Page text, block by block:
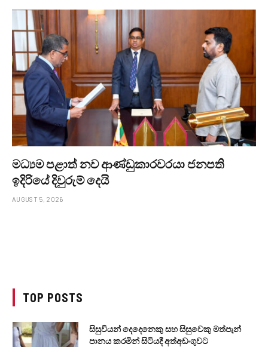
මධ්‍යම පළාත් නව ආණ්ඩුකාරවරයා ජනපති
ඉදිරියේ දිවුරුම් දෙයි
AUGUST 5, 2026
TOP POSTS
සිසුවියන් දෙදෙනෙකු සහ සිසුවෙකු මත්පැන්
පානය කරමින් සිටියදී අත්අඩංගුවට